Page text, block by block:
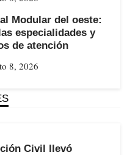
Modular del oeste:
especialidades y
de atención
8, 2026
Civil llevó